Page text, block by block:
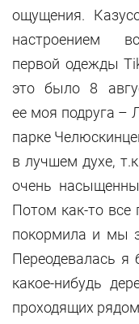
ощущения.
настроением
первой одежды
это было 8
ее моя подруга –
парке
в лучшем духе,
очень
Потом как-то
покормила и мы
Переодевалась я
какое-нибудь
проходящих